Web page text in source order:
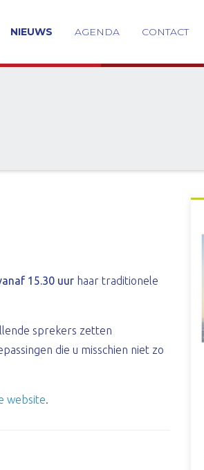
NIEUWS AGENDA CONTACT
15.30 uur haar traditionele
sprekers zetten
die u misschien niet zo
website.